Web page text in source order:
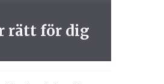
rätt för dig